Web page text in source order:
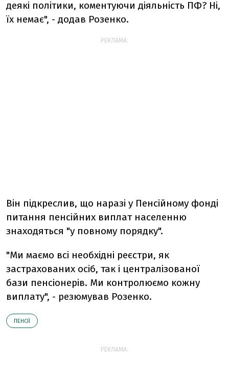
деякі політики, коментуючи діяльність ПФ? Ні,
їх немає", - додав Розенко.
РЕКЛАМА:
Він підкреслив, що наразі у Пенсійному фонді
питання пенсійних виплат населенню
знаходяться "у повному порядку".
"Ми маємо всі необхідні реєстри, як
застрахованих осіб, так і централізованої
бази пенсіонерів. Ми контролюємо кожну
виплату", - резюмував Розенко.
ПЕНСІЇ
РЕКЛАМА: